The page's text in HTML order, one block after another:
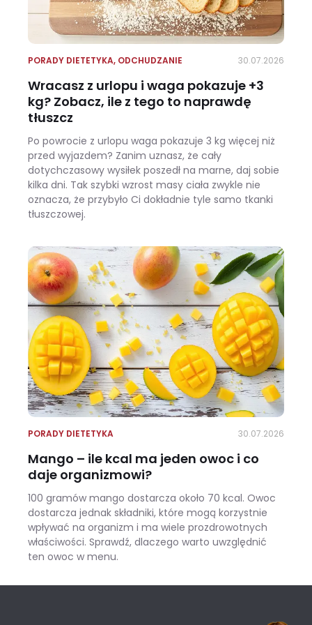
PORADY DIETETYKA, ODCHUDZANIE 30.07.2026
Wracasz z urlopu i waga pokazuje +3
kg? Zobacz, ile z tego to naprawdę
tłuszcz
Po powrocie z urlopu waga pokazuje 3 kg więcej niż
przed wyjazdem? Zanim uznasz, że cały
dotychczasowy wysiłek poszedł na marne, daj sobie
kilka dni. Tak szybki wzrost masy ciała zwykle nie
oznacza, że przybyło Ci dokładnie tyle samo tkanki
tłuszczowej.
PORADY DIETETYKA 30.07.2026
Mango – ile kcal ma jeden owoc i co
daje organizmowi?
100 gramów mango dostarcza około 70 kcal. Owoc
dostarcza jednak składniki, które mogą korzystnie
wpływać na organizm i ma wiele prozdrowotnych
właściwości. Sprawdź, dlaczego warto uwzględnić
ten owoc w menu.